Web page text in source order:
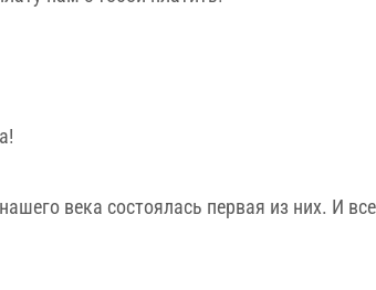
века состоялась первая из них. И